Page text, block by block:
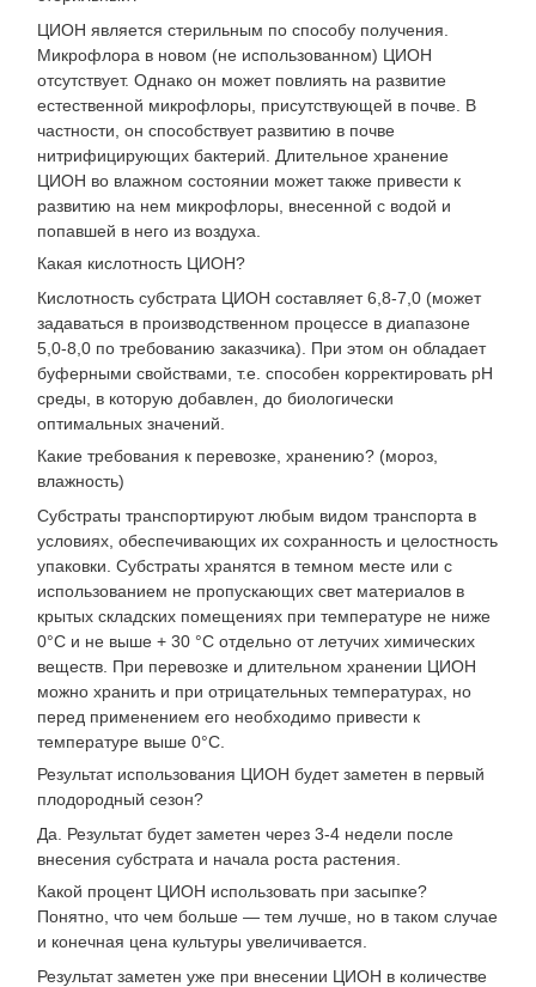
ЦИОН является стерильным по способу получения.
Микрофлора в новом (не использованном) ЦИОН
отсутствует. Однако он может повлиять на развитие
естественной микрофлоры, присутствующей в почве. В
частности, он способствует развитию в почве
нитрифицирующих бактерий. Длительное хранение
ЦИОН во влажном состоянии может также привести к
развитию на нем микрофлоры, внесенной с водой и
попавшей в него из воздуха.
Какая кислотность ЦИОН?
Кислотность субстрата ЦИОН составляет 6,8-7,0 (может
задаваться в производственном процессе в диапазоне
5,0-8,0 по требованию заказчика). При этом он обладает
буферными свойствами, т.е. способен корректировать рН
среды, в которую добавлен, до биологически
оптимальных значений.
Какие требования к перевозке, хранению? (мороз,
влажность)
Субстраты транспортируют любым видом транспорта в
условиях, обеспечивающих их сохранность и целостность
упаковки. Субстраты хранятся в темном месте или с
использованием не пропускающих свет материалов в
крытых складских помещениях при температуре не ниже
0°С и не выше + 30 °С отдельно от летучих химических
веществ. При перевозке и длительном хранении ЦИОН
можно хранить и при отрицательных температурах, но
перед применением его необходимо привести к
температуре выше 0°С.
Результат использования ЦИОН будет заметен в первый
плодородный сезон?
Да. Результат будет заметен через 3-4 недели после
внесения субстрата и начала роста растения.
Какой процент ЦИОН использовать при засыпке?
Понятно, что чем больше — тем лучше, но в таком случае
и конечная цена культуры увеличивается.
Результат заметен уже при внесении ЦИОН в количестве